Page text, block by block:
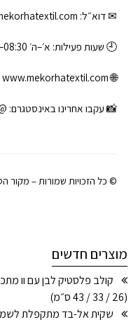
✉ דוא״ל:
🕘 שעות פעילות: א׳–ה׳ 08:30–17:30 | ו׳ 08:30–12:00
🌐
www.mekorhatextil.com
📸 עקבו אחרינו באינסטגרם:
© כל הזכויות שמורות – מקור
מוצרים חדשים
(26 / 33 / 43 ס״מ)